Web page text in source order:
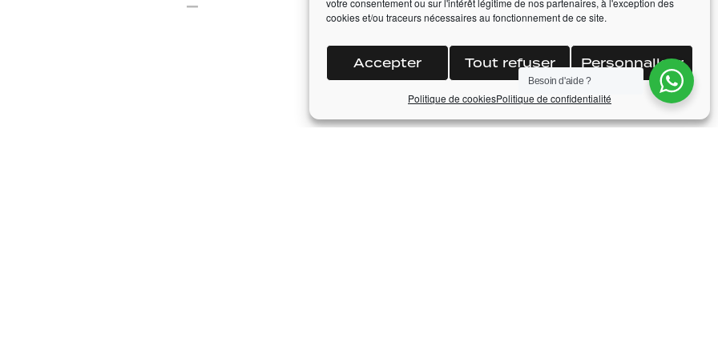
votre consentement ou sur l'intérêt légitime de nos partenaires, à l'exception des
cookies et/ou traceurs nécessaires au fonctionnement de ce site.
Accepter Tout refuser Personnaliser
Politique de cookiesPolitique de confidentialité
—
Besoin d'aide ?